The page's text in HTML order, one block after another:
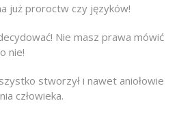
już proroctw czy języków!
Nie masz prawa mówić
nie!
stworzył i nawet aniołowie
człowieka.